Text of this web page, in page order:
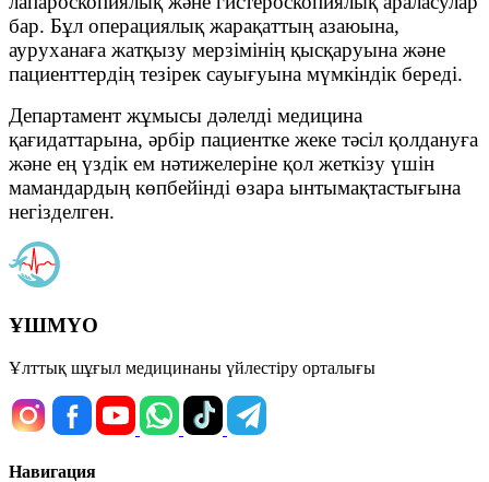
бар. Бұл операциялық жарақаттың азаюына,
ауруханаға жатқызу мерзімінің қысқаруына және
пациенттердің тезірек сауығуына мүмкіндік береді.
Департамент жұмысы дәлелді медицина
қағидаттарына, әрбір пациентке жеке тәсіл қолдануға
және ең үздік ем нәтижелеріне қол жеткізу үшін
мамандардың көпбейінді өзара ынтымақтастығына
негізделген.
ҰШМҮО
Ұлттық шұғыл медицинаны үйлестіру орталығы
Навигация